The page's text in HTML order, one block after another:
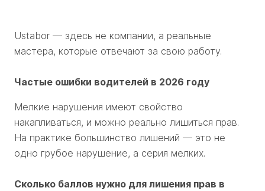
Ustabor — здесь не компании, а реальные
мастера, которые отвечают за свою работу.
Частые ошибки водителей в 2026 году
Мелкие нарушения имеют свойство
накапливаться, и можно реально лишиться прав.
На практике большинство лишений — это не
одно грубое нарушение, а серия мелких.
Сколько баллов нужно для лишения прав в